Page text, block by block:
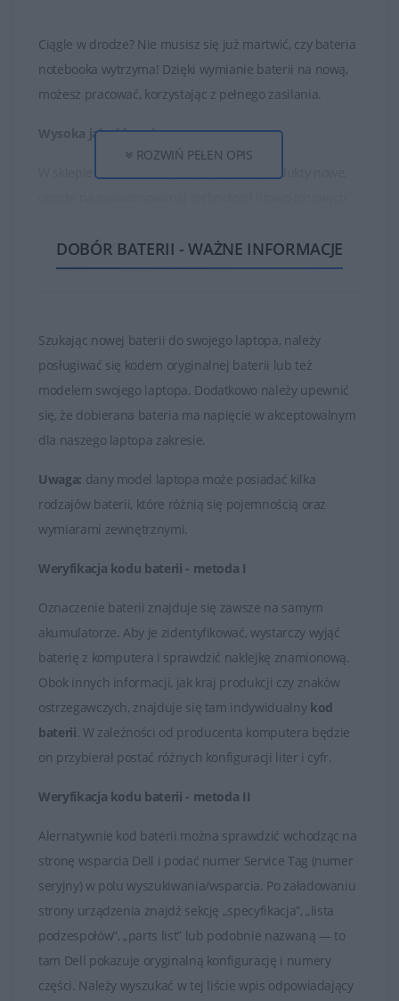
Ciągle w drodze? Nie musisz się już martwić, czy bateria
notebooka wytrzyma! Dzięki wymianie baterii na nową,
możesz pracować, korzystając z pełnego zasilania.
Wysoka jakość ogniw
W sklepie DELL24 oferujemy wyłącznie produkty nowe,
Dzięki temu zakupione baterie są w stanie działać długo
i bezawaryjnie.
są bardzo słabej jakości!
Baterie, które znajduje się w ofercie sklepu DELL24 są
oryginalnymi częściami zamiennymi lub wysokiej jakości
zamiennikami takich firm jak Dell, Green Cell czy
Whitenergy. Tylko markowe produkty spełniają
najwyższe standardy jakości i posiadają certyfikaty FCC,
CE i ROHS.
Łatwy kontakt i fachowa obsługa
W przypadku jakichkolwiek wątpliwości i problemów z
doborem baterii do posiadanego laptopa, zawsze mogą
Państwo skontaktować się z naszymi Doradcami, którzy
udzielą fachowej i wyczerpującej porady. Na przesłane
zapytania odpowiadamy rzetelnie i bez zbędnej zwłoki.
Satysfakcja z zakupu jest dla nas najważniejsza.
Dobór baterii do laptopów DELL
ROZWIŃ PEŁEN OPIS
DOBÓR BATERII - WAŻNE INFORMACJE
Szukając nowej baterii do swojego laptopa, należy
posługiwać się kodem oryginalnej baterii lub też
modelem swojego laptopa. Dodatkowo należy upewnić
się, że dobierana bateria ma napięcie w akceptowalnym
dla naszego laptopa zakresie.
Uwaga: dany model laptopa może posiadać kilka
rodzajów baterii, które różnią się pojemnością oraz
wymiarami zewnętrznymi.
Weryfikacja kodu baterii - metoda I
Oznaczenie baterii znajduje się zawsze na samym
akumulatorze. Aby je zidentyfikować, wystarczy wyjąć
baterię z komputera i sprawdzić naklejkę znamionową.
Obok innych informacji, jak kraj produkcji czy znaków
ostrzegawczych, znajduje się tam indywidualny kod
baterii. W zależności od producenta komputera będzie
on przybierał postać różnych konfiguracji liter i cyfr.
Weryfikacja kodu baterii - metoda II
Alernatywnie kod baterii można sprawdzić wchodząc na
stronę wsparcia Dell i podać numer Service Tag (numer
seryjny) w polu wyszukiwania/wsparcia. Po załadowaniu
strony urządzenia znajdź sekcję „specyfikacja”, „lista
podzespołów”, „parts list” lub podobnie nazwaną — to
tam Dell pokazuje oryginalną konfigurację i numery
części. Należy wyszukać w tej liście wpis odpowiadający